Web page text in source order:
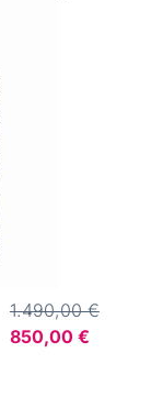
1.490,00 €
850,00 €